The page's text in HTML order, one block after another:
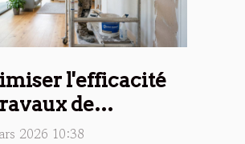
l'efficacité
de
intérieure
2026 10:38